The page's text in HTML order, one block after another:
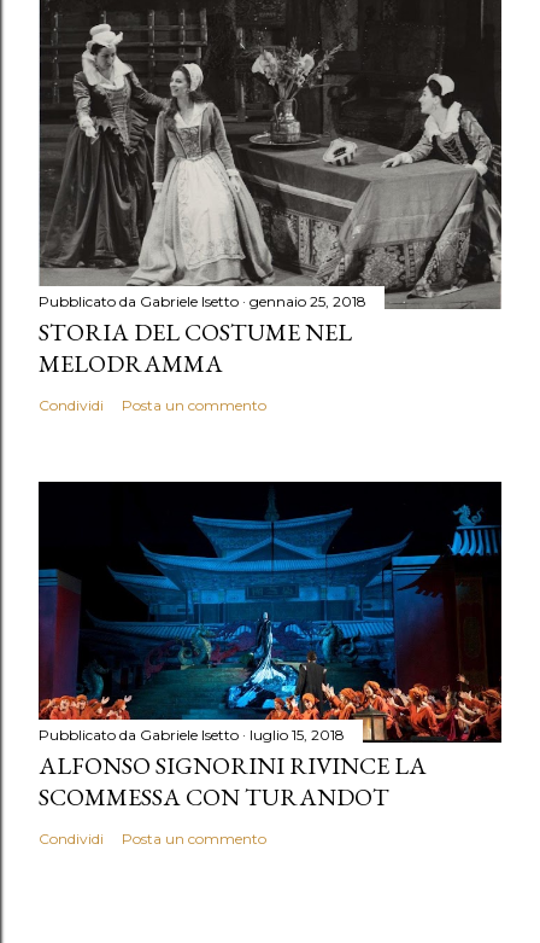
Pubblicato da Gabriele Isetto gennaio 25, 2018
STORIA DEL COSTUME NEL
MELODRAMMA
Condividi Posta un commento
Pubblicato da Gabriele Isetto luglio 15, 2018
ALFONSO SIGNORINI RIVINCE LA
SCOMMESSA CON TURANDOT
Condividi Posta un commento